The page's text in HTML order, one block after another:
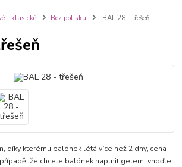
- klasické Bez potisku BAL 28 - třešeň
díky kterému balónek létá více než 2 dny, cena
že chcete balónek naplnit gelem, vhoďte